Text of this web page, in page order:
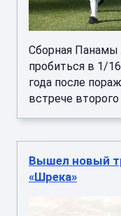
Сборная
пробиться в 1/
года после
встрече второго
Вышел новый
«Шрека»